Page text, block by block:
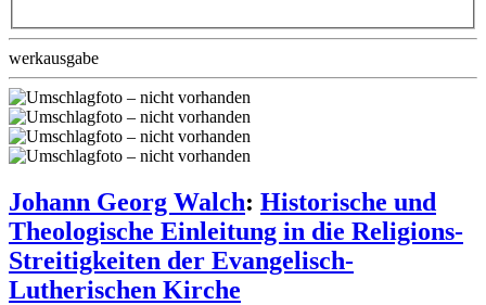
werkausgabe
Johann Georg Walch: Historische und
Theologische Einleitung in die Religions-
Streitigkeiten der Evangelisch-
Lutherischen Kirche